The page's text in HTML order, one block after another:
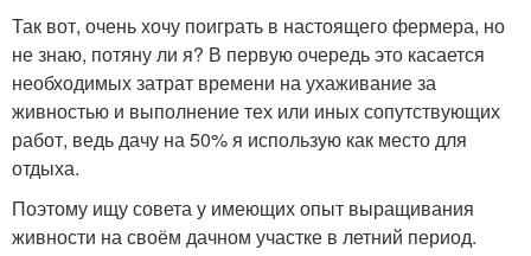
Так вот, очень хочу поиграть в настоящего фермера, но
не знаю, потяну ли я? В первую очередь это касается
необходимых затрат времени на ухаживание за
живностью и выполнение тех или иных сопутствующих
работ, ведь дачу на 50% я использую как место для
отдыха.
Поэтому ищу совета у имеющих опыт выращивания
живности на своём дачном участке в летний период.